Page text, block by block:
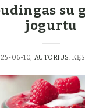
su
jogurtu
06-10 , AUTORIUS: